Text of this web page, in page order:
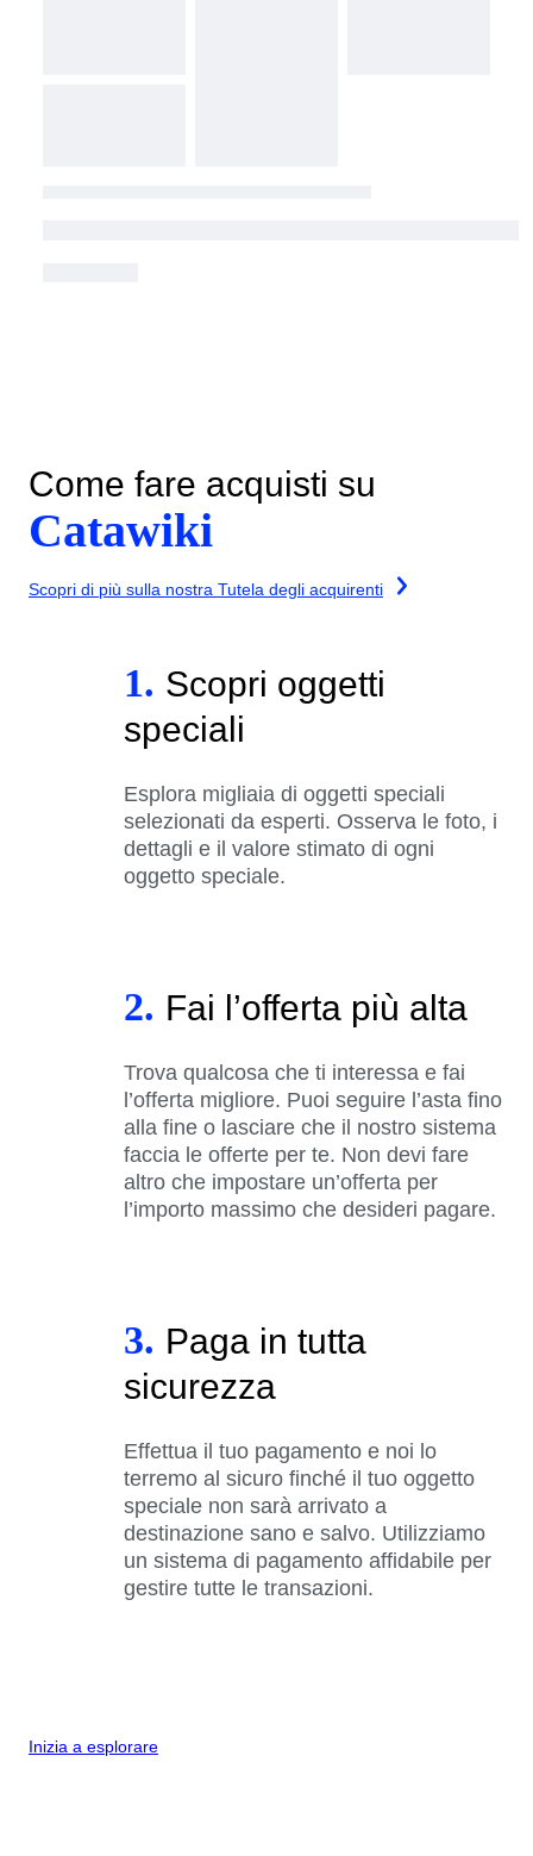
Come fare acquisti su
Catawiki
Scopri di più sulla nostra Tutela degli acquirenti
1. Scopri oggetti
speciali
Esplora migliaia di oggetti speciali
selezionati da esperti. Osserva le foto, i
dettagli e il valore stimato di ogni
oggetto speciale.
2. Fai l’offerta più alta
Trova qualcosa che ti interessa e fai
l’offerta migliore. Puoi seguire l’asta fino
alla fine o lasciare che il nostro sistema
faccia le offerte per te. Non devi fare
altro che impostare un’offerta per
l’importo massimo che desideri pagare.
3. Paga in tutta
sicurezza
Effettua il tuo pagamento e noi lo
terremo al sicuro finché il tuo oggetto
speciale non sarà arrivato a
destinazione sano e salvo. Utilizziamo
un sistema di pagamento affidabile per
gestire tutte le transazioni.
Inizia a esplorare